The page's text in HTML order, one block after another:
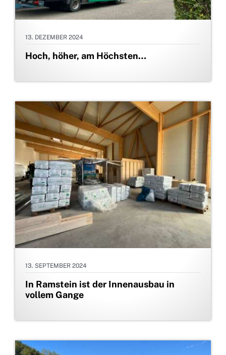
13. DEZEMBER 2024
Hoch, höher, am Höchsten…
13. SEPTEMBER 2024
In Ramstein ist der Innenausbau in
vollem Gange